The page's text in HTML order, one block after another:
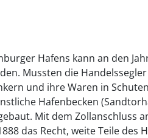
Hafens kann an den
Mussten die
und ihre Waren in
Hafenbecken
Mit dem Zollanschluss
das Recht, weite Teile des